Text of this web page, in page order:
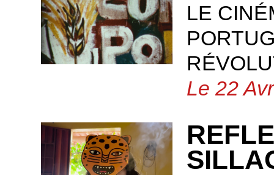
LE
Le 22